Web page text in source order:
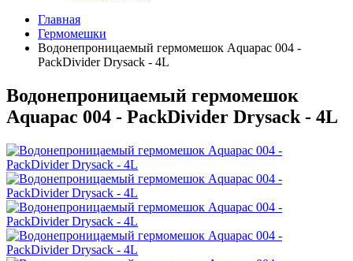
Главная
Гермомешки
Водонепроницаемый гермомешок Aquapac 004 -
PackDivider Drysack - 4L
Водонепроницаемый гермомешок
Aquapac 004 - PackDivider Drysack - 4L